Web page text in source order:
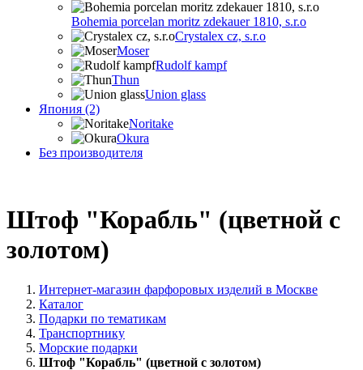
Bohemia porcelan moritz zdekauer 1810, s.r.o
Crystalex cz, s.r.o
Moser
Rudolf kampf
Thun
Union glass
Япония (2)
Noritake
Okura
Без производителя
Штоф "Корабль" (цветной с
золотом)
Интернет-магазин фарфоровых изделий в Москве
Каталог
Подарки по тематикам
Транспортнику
Морские подарки
Штоф "Корабль" (цветной с золотом)